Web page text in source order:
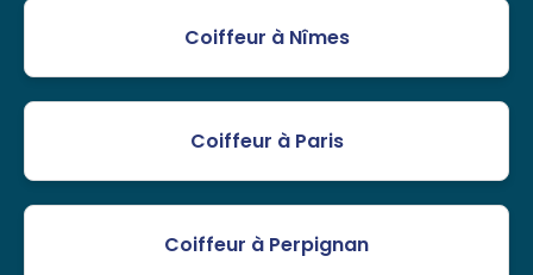
Coiffeur à Nîmes
Coiffeur à Paris
Coiffeur à Perpignan